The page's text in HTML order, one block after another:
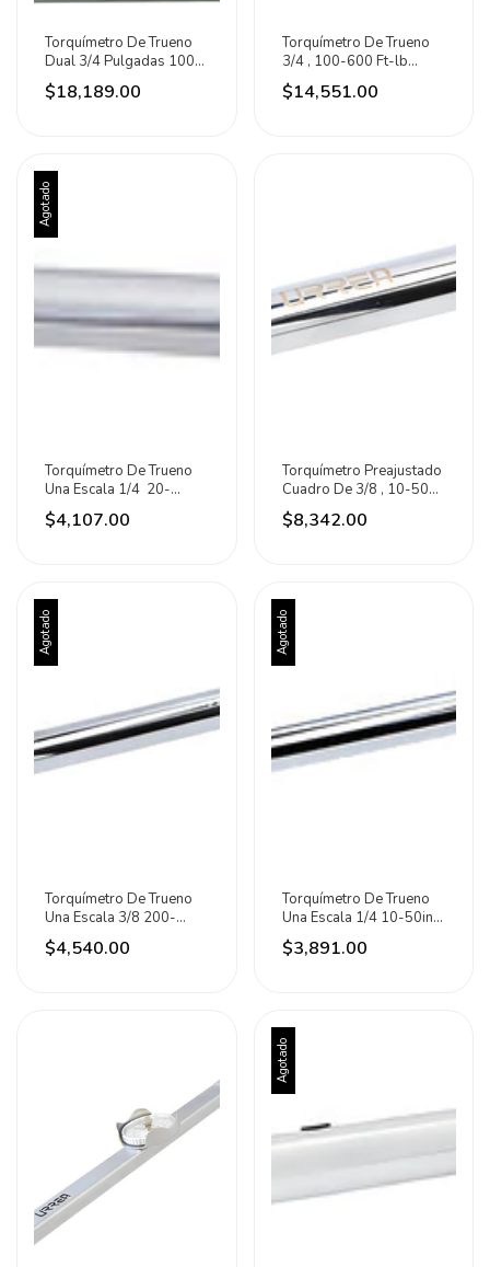
Torquímetro De Trueno
Dual 3/4 Pulgadas 100-
600ft-lb Urrea
$18,189.00
Torquímetro De Trueno
3/4 , 100-600 Ft-lb
Urrea.
$14,551.00
Agotado
Torquímetro De Trueno
Una Escala 1/4 20-
150in-lb Urrea
$4,107.00
Torquímetro Preajustado
Cuadro De 3/8 , 10-50
Ft-lb Urrea
$8,342.00
Agotado
Torquímetro De Trueno
Una Escala 3/8 200-
1000in-lb Urrea
$4,540.00
Agotado
Torquímetro De Trueno
Una Escala 1/4 10-50in-
lb Urrea
$3,891.00
Agotado